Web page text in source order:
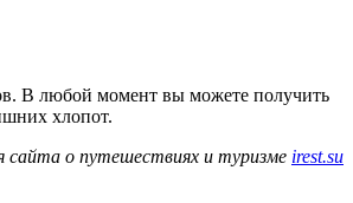
В любой момент вы можете получить
хлопот.
сайта о путешествиях и туризме irest.su